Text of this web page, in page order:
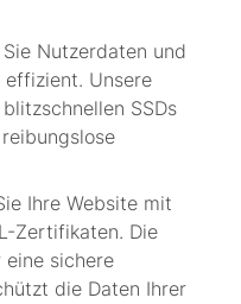
Nutzerdaten und
effizient. Unsere
SSDs
Ihre Website mit
Zertifikaten. Die
sichere
die Daten Ihrer